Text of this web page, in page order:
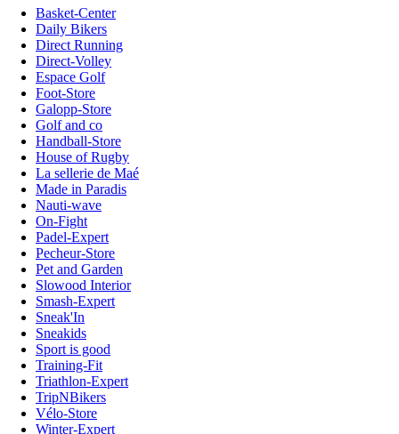
Basket-Center
Daily Bikers
Direct Running
Direct-Volley
Espace Golf
Foot-Store
Galopp-Store
Golf and co
Handball-Store
House of Rugby
La sellerie de Maé
Made in Paradis
Nauti-wave
On-Fight
Padel-Expert
Pecheur-Store
Pet and Garden
Slowood Interior
Smash-Expert
Sneak'In
Sneakids
Sport is good
Training-Fit
Triathlon-Expert
TripNBikers
Vélo-Store
Winter-Expert